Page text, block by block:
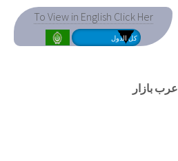
To View in English Click Her
عرب بازار